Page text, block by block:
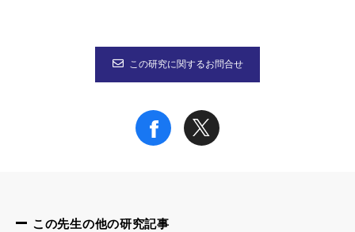
この研究に関するお問合せ
この先生の他の研究記事